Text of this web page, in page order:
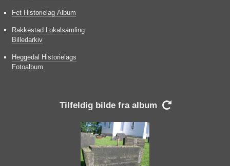
Fet Historielag Album
Rakkestad Lokalsamling
Billedarkiv
Heggedal Historielags
Fotoalbum
Tilfeldig bilde fra album 